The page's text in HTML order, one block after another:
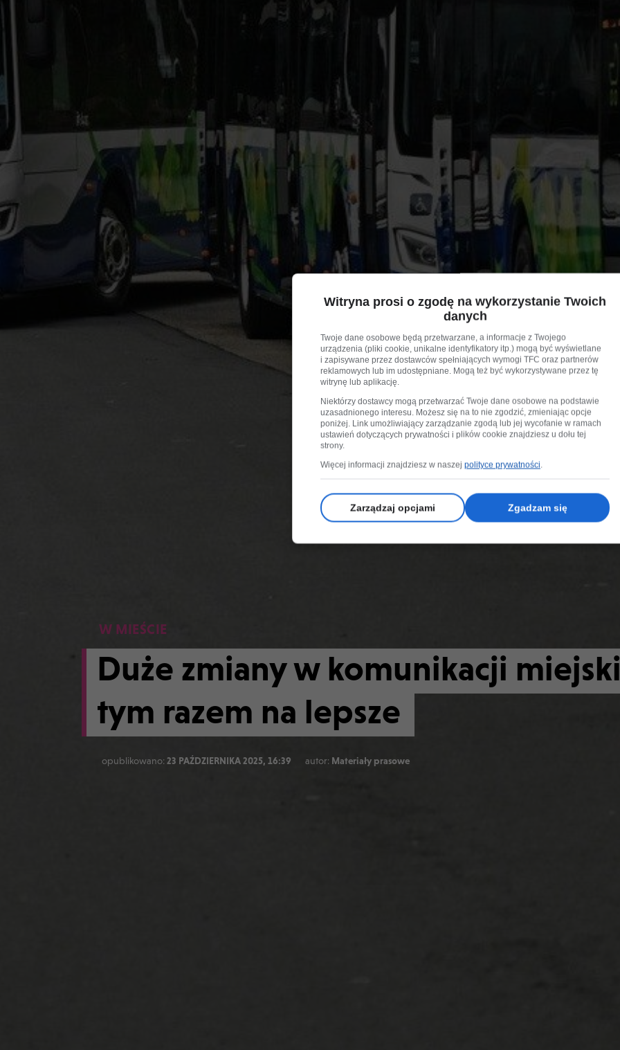
W MIEŚCIE
Duże zmiany w komunikacji
tym razem na lepsze
opublikowano: 23 PAŹDZIERNIKA 2025, 16:39 autor: Materiały prasowe
Witryna prosi o zgodę na wykorzystanie Twoich
danych
Twoje dane osobowe będą przetwarzane, a informacje z Twojego
urządzenia (pliki cookie, unikalne identyfikatory itp.) mogą być wyświetlane
i zapisywane przez dostawców spełniających wymogi TFC oraz partnerów
reklamowych lub im udostępniane. Mogą też być wykorzystywane przez tę
witrynę lub aplikację.
Niektórzy dostawcy mogą przetwarzać Twoje dane osobowe na podstawie
uzasadnionego interesu. Możesz się na to nie zgodzić, zmieniając opcje
poniżej. Link umożliwiający zarządzanie zgodą lub jej wycofanie w ramach
ustawień dotyczących prywatności i plików cookie znajdziesz u dołu tej
strony.
Więcej informacji znajdziesz w naszej polityce prywatności.
Zarządzaj opcjami Zgadzam się